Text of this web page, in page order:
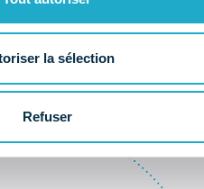
la sélection
Refuser
la